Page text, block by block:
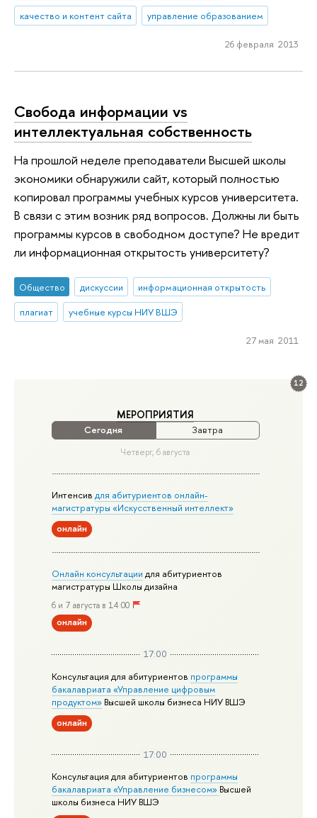
12
МЕРОПРИЯТИЯ
Сегодня Завтра
Четверг, 6 августа
Интенсив для абитуриентов онлайн-
магистратуры «Искусственный интеллект»
онлайн
Онлайн консультации для абитуриентов
магистратуры Школы дизайна
6 и 7 августа в 14:00
онлайн
17:00
Консультация для абитуриентов программы
бакалавриата «Управление цифровым
продуктом» Высшей школы бизнеса НИУ ВШЭ
онлайн
17:00
Консультация для абитуриентов программы
бакалавриата «Управление бизнесом» Высшей
школы бизнеса НИУ ВШЭ
качество и контент сайта
управление образованием
26 февраля 2013
Свобода информации vs
интеллектуальная собственность
На прошлой неделе преподаватели Высшей школы
экономики обнаружили сайт, который полностью
копировал программы учебных курсов университета.
В связи с этим возник ряд вопросов. Должны ли быть
программы курсов в свободном доступе? Не вредит
ли информационная открытость университету?
Общество дискуссии
информационная открытость
плагиат
учебные курсы НИУ ВШЭ
27 мая 2011